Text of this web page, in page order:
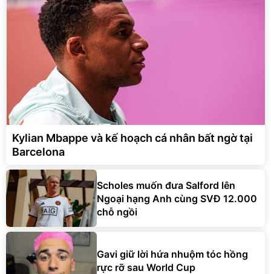
Kylian Mbappe và kế hoạch cá nhân bất ngờ tại
Barcelona
Scholes muốn đưa Salford lên
Ngoại hạng Anh cùng SVĐ 12.000
chỗ ngồi
Gavi giữ lời hứa nhuộm tóc hồng
rực rỡ sau World Cup